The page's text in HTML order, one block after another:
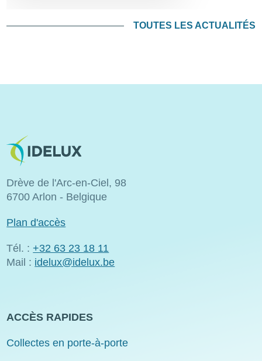
TOUTES LES ACTUALITÉS
Image
Drève de l'Arc-en-Ciel, 98
6700 Arlon - Belgique
Plan d'accès
Tél. : +32 63 23 18 11
Mail : idelux@idelux.be
ACCÈS RAPIDES
Collectes en porte-à-porte